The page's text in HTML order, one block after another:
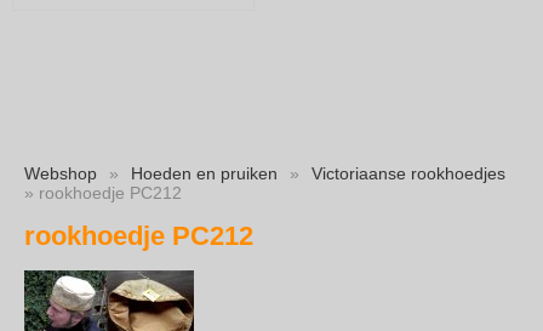
Webshop » Hoeden en pruiken »
Victoriaanse rookhoedjes
» rookhoedje PC212
rookhoedje PC212